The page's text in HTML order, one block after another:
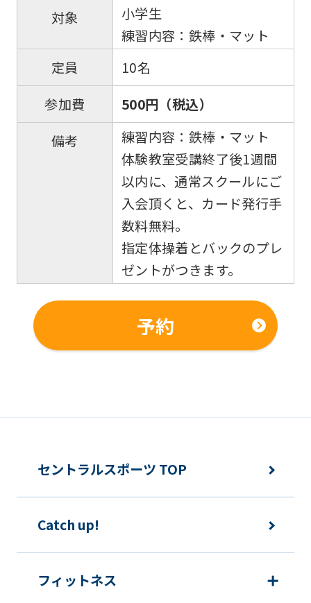
対象
小学生
練習内容：鉄棒・マット
定員
10名
参加費
500円（税込）
備考
練習内容：鉄棒・マット
体験教室受講終了後1週間
以内に、通常スクールにご
入会頂くと、カード発行手
数料無料。
指定体操着とバックのプレ
ゼントがつきます。
予約
understand
this
before
the
service.
Automatic
セントラルスポーツ TOP
Catch up!
フィットネス